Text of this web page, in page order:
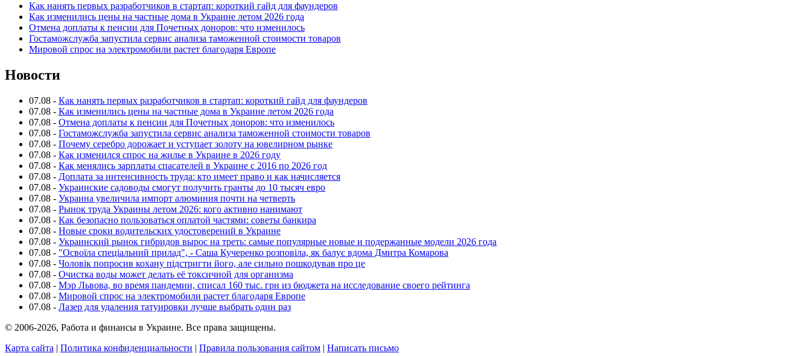
Как нанять первых разработчиков в стартап: короткий гайд для фаундеров
Как изменились цены на частные дома в Украине летом 2026 года
Отмена доплаты к пенсии для Почетных доноров: что изменилось
Гостаможслужба запустила сервис анализа таможенной стоимости товаров
Мировой спрос на электромобили растет благодаря Европе
Новости
07.08 - Как нанять первых разработчиков в стартап: короткий гайд для фаундеров
07.08 - Как изменились цены на частные дома в Украине летом 2026 года
07.08 - Отмена доплаты к пенсии для Почетных доноров: что изменилось
07.08 - Гостаможслужба запустила сервис анализа таможенной стоимости товаров
07.08 - Почему серебро дорожает и уступает золоту на ювелирном рынке
07.08 - Как изменился спрос на жилье в Украине в 2026 году
07.08 - Как менялись зарплаты спасателей в Украине с 2016 по 2026 год
07.08 - Доплата за интенсивность труда: кто имеет право и как начисляется
07.08 - Украинские садоводы смогут получить гранты до 10 тысяч евро
07.08 - Украина увеличила импорт алюминия почти на четверть
07.08 - Рынок труда Украины летом 2026: кого активно нанимают
07.08 - Как безопасно пользоваться оплатой частями: советы банкира
07.08 - Новые сроки водительских удостоверений в Украине
07.08 - Украинский рынок гибридов вырос на треть: самые популярные новые и подержанные модели 2026 года
07.08 - "Освоїла спеціальний прилад", - Саша Кучеренко розповіла, як балує вдома Дмитра Комарова
07.08 - Чоловік попросив кохану підстригти його, але сильно пошкодував про це
07.08 - Очистка воды может делать её токсичной для организма
07.08 - Мэр Львова, во время пандемии, списал 160 тыс. грн из бюджета на исследование своего рейтинга
07.08 - Мировой спрос на электромобили растет благодаря Европе
07.08 - Лазер для удаления татуировки лучше выбрать один раз
© 2006-2026, Работа и финансы в Украине. Все права защищены.
Карта сайта | Политика конфиденциальности | Правила пользования сайтом | Написать письмо